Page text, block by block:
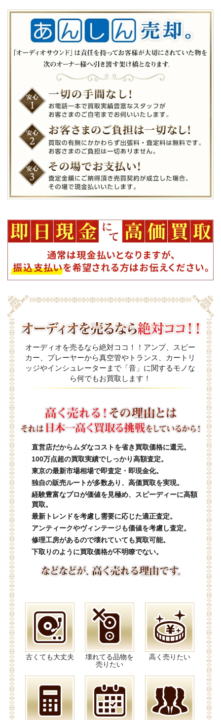
オーディオを売るなら絶対ココ！！アンプ、スピー
カー、プレーヤーから真空管やトランス、カートリ
ッジやインシュレーターまで「音」に関するモノな
ら何でもお買取します！
直営店だからムダなコストを省き買取価格に還元。
100万点超の買取実績でしっかり高額査定。
東京の最新市場相場で即査定・即現金化。
独自の販売ルートが多数あり、高価買取を実現。
経験豊富なプロが価値を見極め、スピーディーに高額
買取。
最新トレンドを考慮し需要に応じた適正査定。
アンティークやヴィンテージも価値を考慮し査定。
修理工房があるので壊れていても買取可能。
下取りのように買取価格が不明瞭でない。
古くても大丈夫
壊れてる品物を
売りたい
高く売りたい